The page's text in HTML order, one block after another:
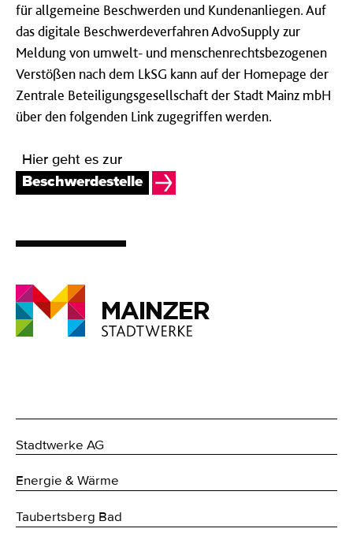
für allgemeine Beschwerden und Kundenanliegen. Auf
das digitale Beschwerdeverfahren AdvoSupply zur
Meldung von umwelt- und menschenrechtsbezogenen
Verstößen nach dem LkSG kann auf der Homepage der
Zentrale Beteiligungsgesellschaft der Stadt Mainz mbH
über den folgenden Link zugegriffen werden.
Hier geht es zur
Beschwerdestelle
Stadtwerke AG
Energie & Wärme
Taubertsberg Bad